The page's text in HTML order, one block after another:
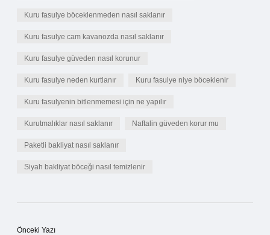
Kuru fasulye böceklenmeden nasıl saklanır
Kuru fasulye cam kavanozda nasıl saklanır
Kuru fasulye güveden nasıl korunur
Kuru fasulye neden kurtlanır Kuru fasulye niye böceklenir
Kuru fasulyenin bitlenmemesi için ne yapılır
Kurutmalıklar nasıl saklanır Naftalin güveden korur mu
Paketli bakliyat nasıl saklanır
Siyah bakliyat böceği nasıl temizlenir
Önceki Yazı